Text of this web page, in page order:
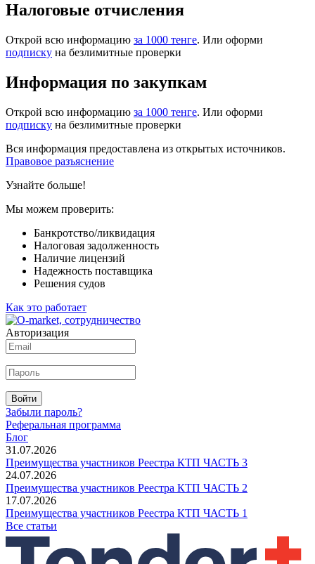
Налоговые отчисления
Открой всю информацию за 1000 тенге. Или оформи
подписку на безлимитные проверки
Информация по закупкам
Открой всю информацию за 1000 тенге. Или оформи
подписку на безлимитные проверки
Вся информация предоставлена из открытых источников.
Правовое разъяснение
Узнайте больше!
Мы можем проверить:
Банкротство/ликвидация
Налоговая задолженность
Наличие лицензий
Надежность поставщика
Решения судов
Как это работает
Авторизация
Войти
Забыли пароль?
Реферальная программа
Блог
31.07.2026
Преимущества участников Реестра КТП ЧАСТЬ 3
24.07.2026
Преимущества участников Реестра КТП ЧАСТЬ 2
17.07.2026
Преимущества участников Реестра КТП ЧАСТЬ 1
Все статьи